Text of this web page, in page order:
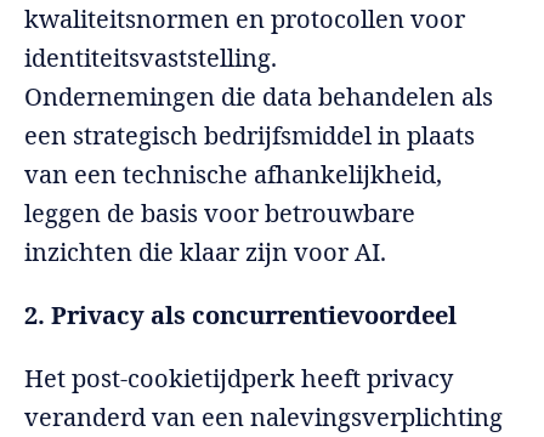
kwaliteitsnormen en protocollen voor
identiteitsvaststelling.
Ondernemingen die data behandelen als
een strategisch bedrijfsmiddel in plaats
van een technische afhankelijkheid,
leggen de basis voor betrouwbare
inzichten die klaar zijn voor AI.
2. Privacy als concurrentievoordeel
Het post-cookietijdperk heeft privacy
veranderd van een nalevingsverplichting